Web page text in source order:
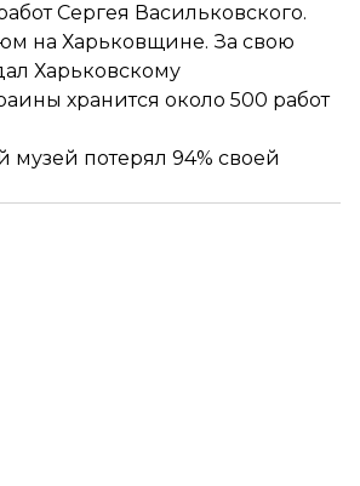
Сергея Васильковского.
на Харьковщине. За свою
Харьковскому
хранится около 500 работ
потерял 94% своей